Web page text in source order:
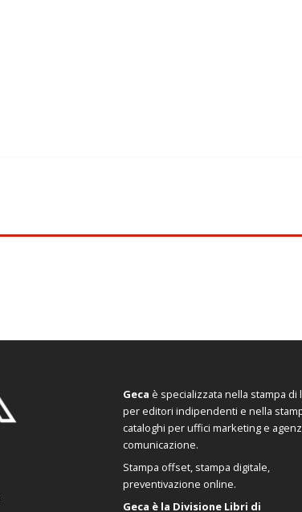
Geca è specializzata nella stampa di
per editori indipendenti e nella
cataloghi per uffici marketing e
comunicazione.
Stampa offset, stampa digitale,
preventivazione online.
Geca è la Divisione Libri di